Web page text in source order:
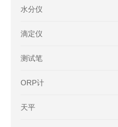
水分仪
滴定仪
测试笔
ORP计
天平